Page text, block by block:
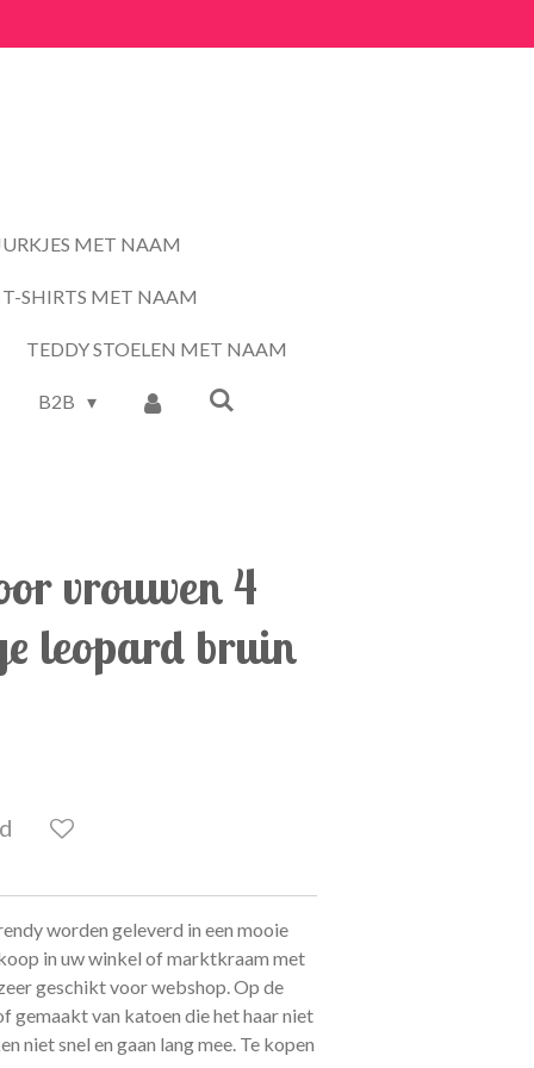
MET NAAM
T-SHIRTS MET NAAM
TEDDY STOELEN MET NAAM
B2B
vrouwen 4
leopard bruin
worden geleverd in een mooie
in uw winkel of marktkraam met
geschikt voor webshop. Op de
gemaakt van katoen die het haar niet
niet snel en gaan lang mee. Te kopen